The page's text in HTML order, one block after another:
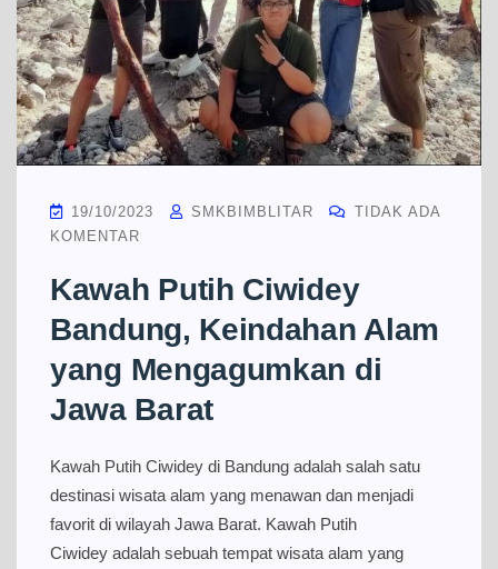
19/10/2023 SMKBIMBLITAR
TIDAK ADA
KOMENTAR
Kawah Putih Ciwidey
Bandung, Keindahan Alam
yang Mengagumkan di
Jawa Barat
Kawah Putih Ciwidey di Bandung adalah salah satu
destinasi wisata alam yang menawan dan menjadi
favorit di wilayah Jawa Barat. Kawah Putih
Ciwidey adalah sebuah tempat wisata alam yang